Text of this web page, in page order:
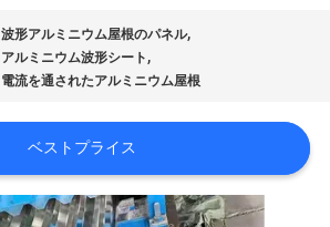
波形アルミニウム屋根のパネル,
アルミニウム波形シート ,
電流を通されたアルミニウム屋根
ベストプライス